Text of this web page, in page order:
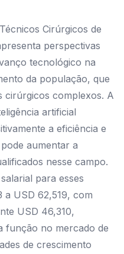
Cirúrgicos de
perspectivas
tecnológico na
da população, que
cirúrgicos complexos. A
artificial
a eficiência e
aumentar a
nesse campo.
para esses
a USD 62,519, com
USD 46,310,
função no mercado de
de crescimento